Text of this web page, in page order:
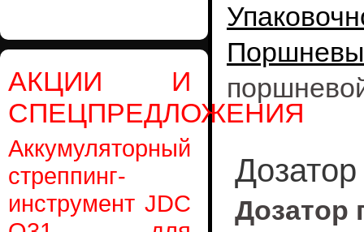
АКЦИИ И
СПЕЦПРЕДЛОЖЕНИЯ
Аккумуляторный
стреппинг-
инструмент JDC
Дозатор